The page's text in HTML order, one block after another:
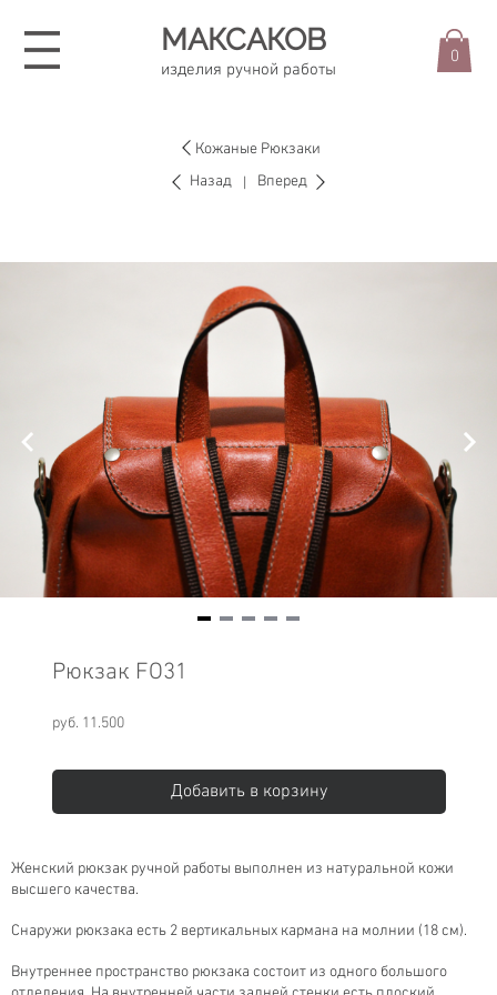
МАКСАКОВ
изделия ручной работы
0
Кожаные Рюкзаки
Назад
Вперед
Рюкзак FO31
руб. 11.500
Добавить в корзину
Женский рюкзак ручной работы выполнен из натуральной кожи
высшего качества.
Снаружи рюкзака есть 2 вертикальных кармана на молнии (18 см).
Внутреннее пространство рюкзака состоит из одного большого